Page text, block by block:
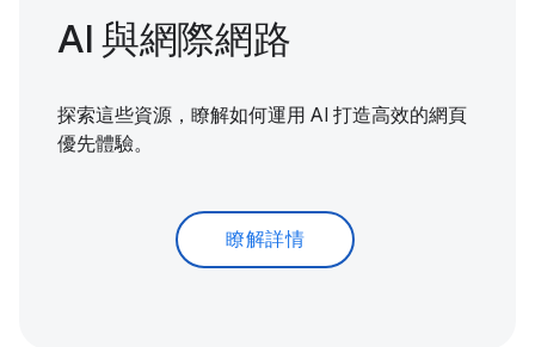
AI 與網際網路
探索這些資源，瞭解如何運用 AI 打造高效的網頁
優先體驗。
瞭解詳情